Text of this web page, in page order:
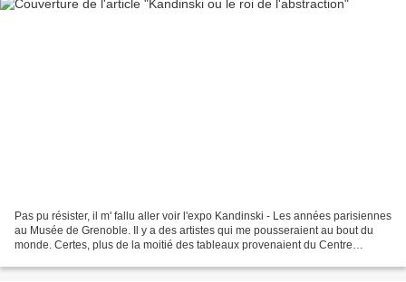
Pas pu résister, il m' fallu aller voir l'expo Kandinski - Les années parisiennes
au Musée de Grenoble. Il y a des artistes qui me pousseraient au bout du
monde. Certes, plus de la moitié des tableaux provenaient du Centre